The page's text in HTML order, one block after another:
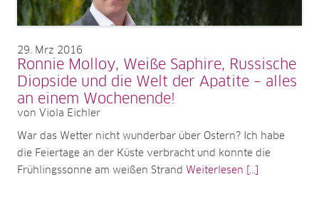
29 Mrz 2016
Ronnie Molloy, Weiße Saphire, Russische
Diopside und die Welt der Apatite – alles
an einem Wochenende!
von Viola Eichler
War das Wetter nicht wunderbar über Ostern? Ich habe
die Feiertage an der Küste verbracht und konnte die
Frühlingssonne am weißen Strand Weiterlesen [...]